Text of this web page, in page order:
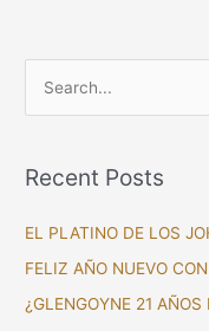
r
o
Recent Posts
EL PLATINO DE LOS
FELIZ AÑO NUEVO
¿GLENGOYNE 21